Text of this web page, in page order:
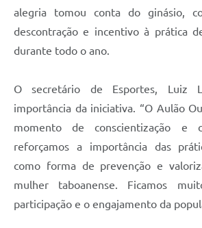
alegria tomou conta do ginásio,
descontração e incentivo à prática
durante todo o ano.
O secretário de Esportes, Luiz
importância da iniciativa. “O Aulão
momento de conscientização e
reforçamos a importância das
como forma de prevenção e
mulher taboanense. Ficamos
participação e o engajamento da